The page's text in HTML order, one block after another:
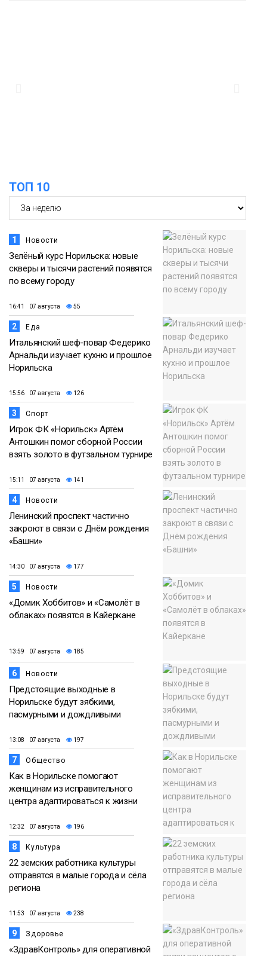
ТОП 10
1 Новости
Зелёный курс Норильска: новые
скверы и тысячи растений появятся
по всему городу
16:41 07 августа 55
2 Еда
Итальянский шеф-повар Федерико
Арнальди изучает кухню и прошлое
Норильска
15:56 07 августа 126
3 Спорт
Игрок ФК «Норильск» Артём
Антошкин помог сборной России
взять золото в футзальном турнире
15:11 07 августа 141
4 Новости
Ленинский проспект частично
закроют в связи с Днём рождения
«Башни»
14:30 07 августа 177
5 Новости
«Домик Хоббитов» и «Самолёт в
облаках» появятся в Кайеркане
13:59 07 августа 185
6 Новости
Предстоящие выходные в
Норильске будут зябкими,
пасмурными и дождливыми
13:08 07 августа 197
7 Общество
Как в Норильске помогают
женщинам из исправительного
центра адаптироваться к жизни
12:32 07 августа 196
8 Культура
22 земских работника культуры
отправятся в малые города и сёла
региона
11:53 07 августа 238
9 Здоровье
«ЗдравКонтроль» для оперативной